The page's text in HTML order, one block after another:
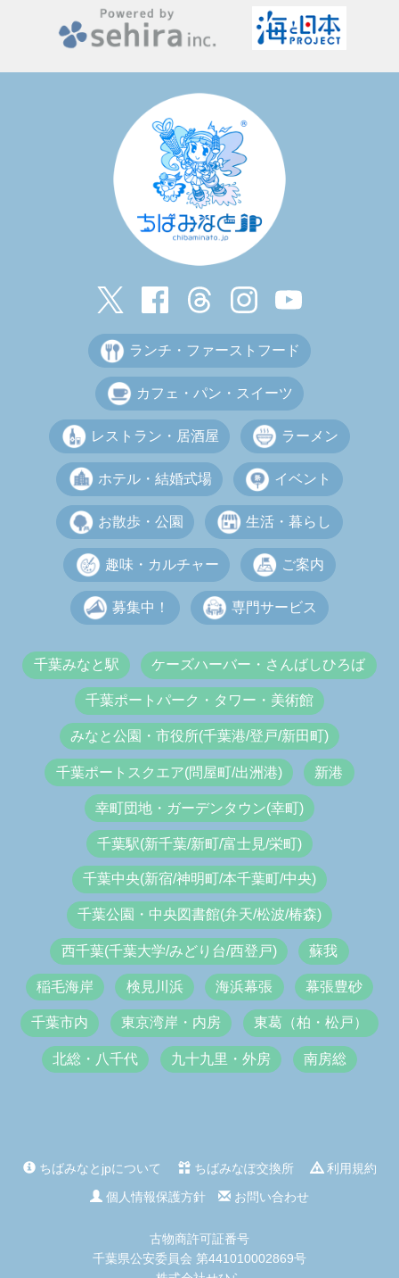
ランチ・ファーストフード
カフェ・パン・スイーツ
レストラン・居酒屋 ラーメン
ホテル・結婚式場 イベント
お散歩・公園 生活・暮らし
趣味・カルチャー ご案内
募集中！ 専門サービス
千葉みなと駅 ケーズハーバー・さんばしひろば
千葉ポートパーク・タワー・美術館
みなと公園・市役所(千葉港/登戸/新田町)
千葉ポートスクエア(問屋町/出洲港) 新港
幸町団地・ガーデンタウン(幸町)
千葉駅(新千葉/新町/富士見/栄町)
千葉中央(新宿/神明町/本千葉町/中央)
千葉公園・中央図書館(弁天/松波/椿森)
西千葉(千葉大学/みどり台/西登戸) 蘇我
稲毛海岸 検見川浜 海浜幕張 幕張豊砂
千葉市内 東京湾岸・内房 東葛（柏・松戸）
北総・八千代 九十九里・外房 南房総
ちばみなとjpについて ちばみなぽ交換所
利用規約
個人情報保護方針
お問い合わせ
古物商許可証番号
千葉県公安委員会 第441010002869号